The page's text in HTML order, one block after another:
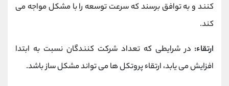
کنند و به توافق برسند که سرعت توسعه را با مشکل مواجه می
کند.
ارتقاء: در شرایطی که تعداد شرکت کنندگان نسبت به ابتدا
افزایش می یابد، ارتقاء پروتکل ها می تواند مشکل ساز باشد.